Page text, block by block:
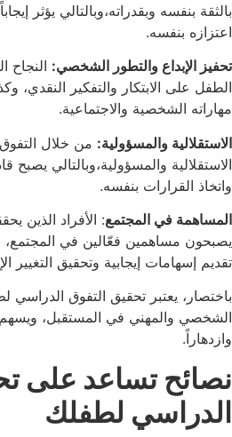
بالثقة بنفسه وبقدراته،وبالتالي يؤثر
اعتزازه بنفسه.
تحفيز الإبداع والتطور الشخصي: النجاح
الطفل على الابتكار والتفكير النقدي،
مهاراته الشخصية والاجتماعية.
الاستقلالية والمسؤولية: من خلال
الاستقلالية والمسؤولية،وبالتالي
واتخاذ القرارات بنفسه.
المساهمة في المجتمع: الأفراد الذين
يصبحون مساهمين فعّالين في
تقديم إسهامات إيجابية وتحقيق التغيير
باختصار، يعتبر تحقيق التفوق الدراسي
الشخصي والمهني في المستقبل، ويسهم
وازدهاراً.
نصائح تساعد على
الدراسي لطفلك